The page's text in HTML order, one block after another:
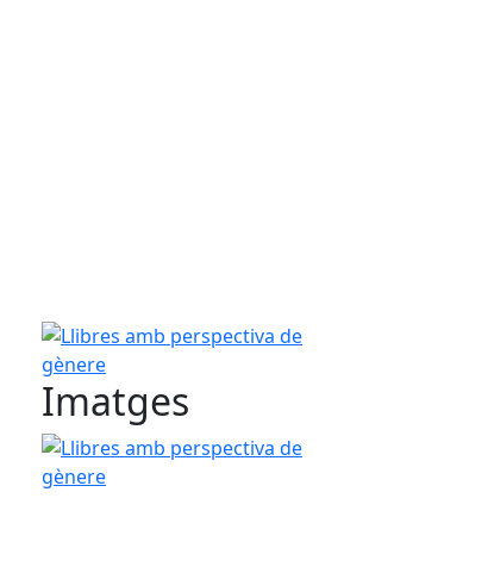
Llibres amb perspectiva de gènere
Imatges
Llibres amb perspectiva de gènere